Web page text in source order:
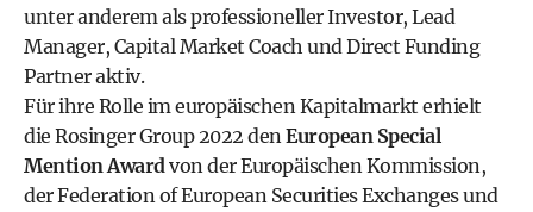
unter anderem als professioneller Investor, Lead
Manager, Capital Market Coach und Direct Funding
Partner aktiv.
Für ihre Rolle im europäischen Kapitalmarkt erhielt
die Rosinger Group 2022 denEuropean Special
Mention Awardvon der Europäischen Kommission,
der Federation of European Securities Exchanges und